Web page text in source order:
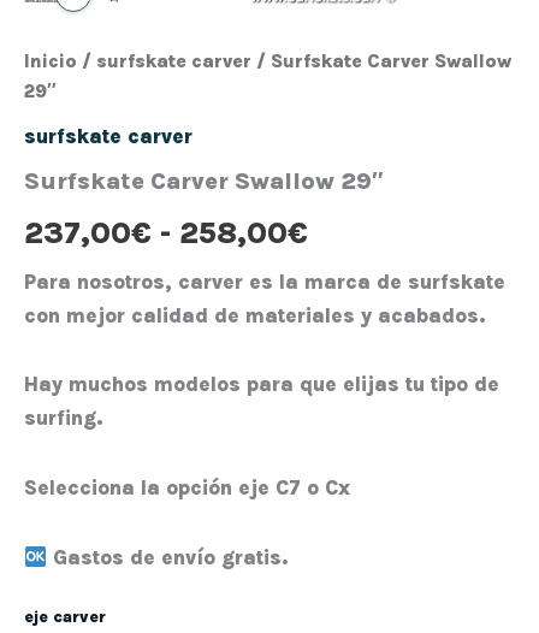
Inicio / surfskate carver / Surfskate Carver Swallow
29″
surfskate carver
Surfskate Carver Swallow 29″
237,00€ - 258,00€
Para nosotros, carver es la marca de surfskate
con mejor calidad de materiales y acabados.
Hay muchos modelos para que elijas tu tipo de
surfing.
Selecciona la opción eje C7 o Cx
Gastos de envío gratis.
eje carver